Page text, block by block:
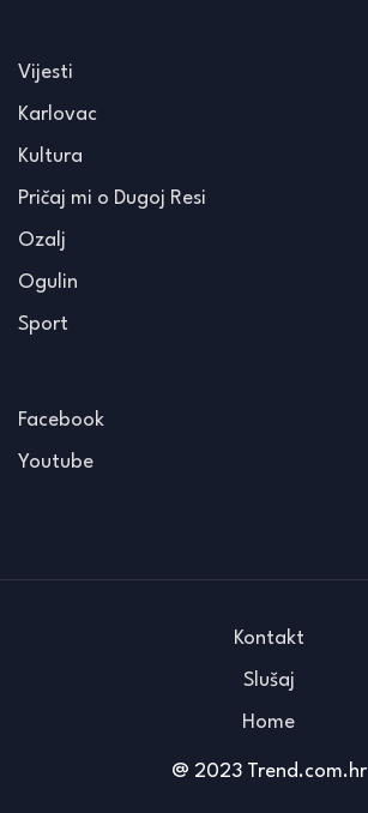
Vijesti
Karlovac
Kultura
Pričaj mi o Dugoj Resi
Ozalj
Ogulin
Sport
Facebook
Youtube
@ 2023 Trend.com.hr
Kontakt
Slušaj
Home